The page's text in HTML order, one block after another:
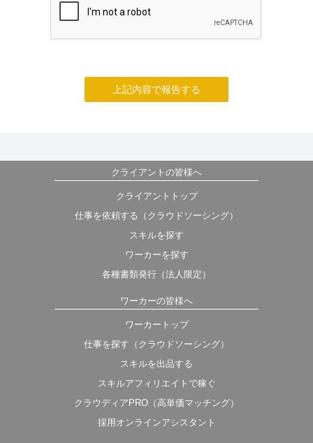
上記内容で報告する
クライアントの皆様へ
クライアントトップ
仕事を依頼する（クラウドソーシング）
スキルを探す
ワーカーを探す
各種書類発行（法人限定）
ワーカーの皆様へ
ワーカートップ
仕事を探す（クラウドソーシング）
スキルを出品する
スキルアフィリエイトで稼ぐ
クラウディアPRO（高単価マッチング）
採用オンラインアシスタント